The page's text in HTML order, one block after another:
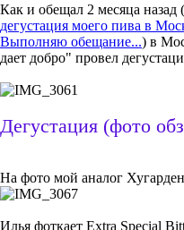
Как и обещал 2 месяца
дегустация моего пива в
Выполняю обещание...) в
дает добро" провел
Дегустация (фото
На фото мой аналог
Илья фоткает Extra Special